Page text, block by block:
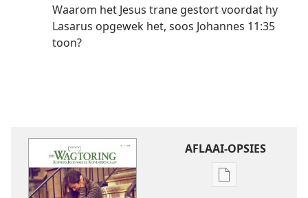
Waarom het Jesus trane gestort voordat hy
Lasarus opgewek het, soos Johannes 11:35
toon?
AFLAAI-OPSIES
Aflaai-